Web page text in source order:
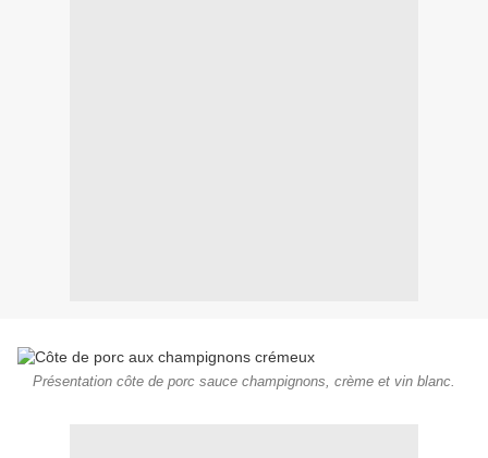
Présentation côte de porc sauce champignons, crème et vin blanc.